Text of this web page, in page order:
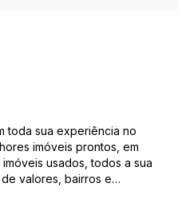
toda sua experiência no
imóveis prontos, em
usados, todos a sua
valores, bairros e